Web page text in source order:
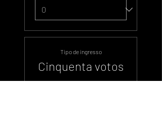
Tipo de ingresso
Cinquenta votos